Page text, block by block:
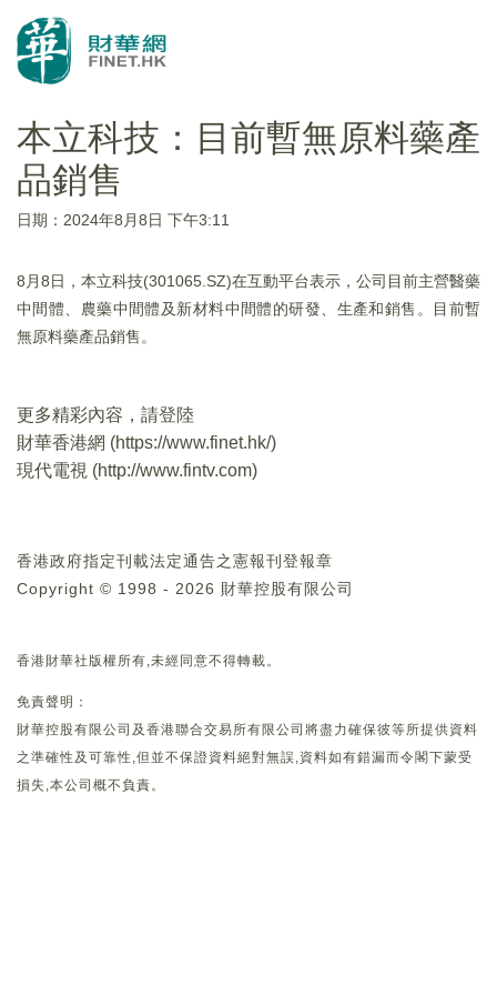
本立科技：目前暫無原料藥產
品銷售
日期：2024年8月8日 下午3:11
8月8日，本立科技(301065.SZ)在互動平台表示，公司目前主營醫藥
中間體、農藥中間體及新材料中間體的研發、生產和銷售。目前暫
無原料藥產品銷售。
更多精彩內容，請登陸
財華香港網 (https://www.finet.hk/)
現代電視 (http://www.fintv.com)
香港政府指定刊載法定通告之憲報刊登報章
Copyright © 1998 - 2026 財華控股有限公司
香港財華社版權所有,未經同意不得轉載。
免責聲明：
財華控股有限公司及香港聯合交易所有限公司將盡力確保彼等所提供資料
之準確性及可靠性,但並不保證資料絕對無誤,資料如有錯漏而令閣下蒙受
損失,本公司概不負責。